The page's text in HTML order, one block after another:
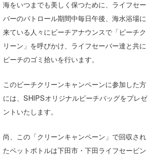
海をいつまでも美しく保つために、ライフセー
バーのパトロール期間中毎日午後、海水浴場に
来ている人々にビーチアナウンスで「ビーチク
リーン」を呼びかけ、ライフセーバー達と共に
ビーチのゴミ拾いを行います。
このビーチクリーンキャンペーンに参加した方
には、SHIPSオリジナルビーチバッグをプレゼ
ントいたします。
尚、この「クリーンキャンペーン」で回収され
たペットボトルは下田市・下田ライフセービン